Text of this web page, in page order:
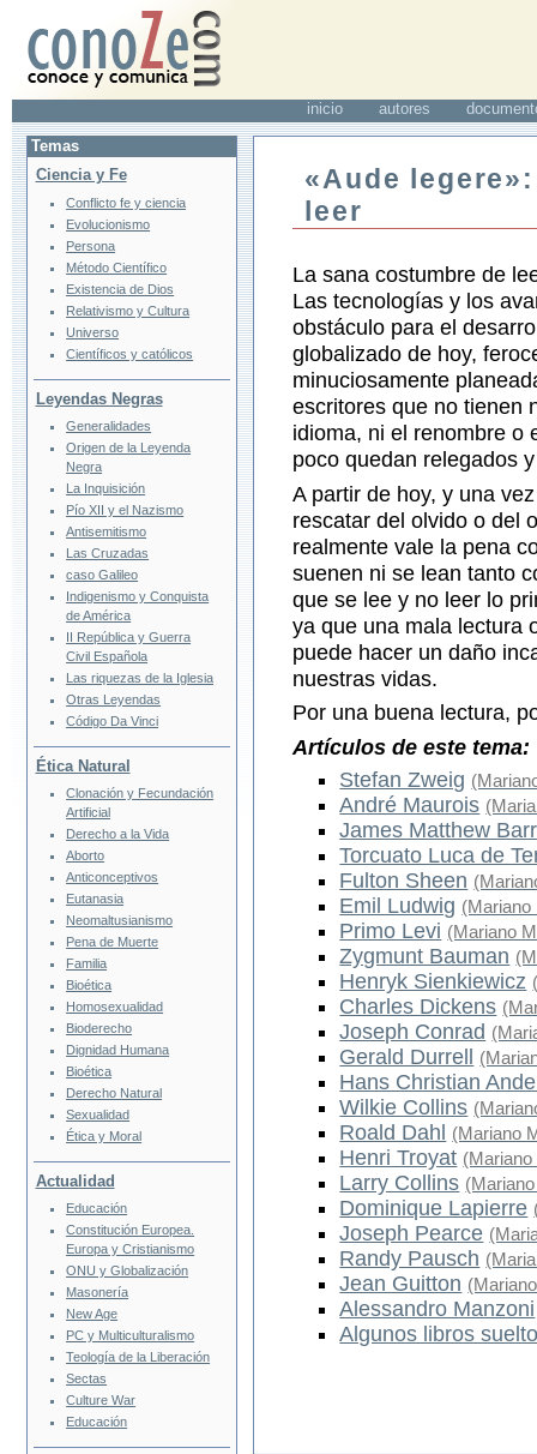
inicio autores
«Aude
leer
La sana costumbre de
Las tecnologías y los
obstáculo para el
globalizado de hoy,
minuciosamente
escritores que no tienen
idioma, ni el renombre o
poco quedan relegados
A partir de hoy, y una
rescatar del olvido o del
realmente vale la pena
suenen ni se lean tanto
que se lee y no leer lo
ya que una mala lectura
puede hacer un daño
nuestras vidas.
Por una buena lectura,
Artículos de este tema:
Stefan Zweig
André Maurois
James Matthew
Torcuato Luca de
Fulton Sheen
Emil Ludwig (Mariano
Primo Levi (Mariano
Zygmunt Bauman
Henryk Sienkiewicz
Charles Dickens
Joseph Conrad
Gerald Durrell
Hans Christian
Wilkie Collins
Roald Dahl (Mariano
Henri Troyat
Larry Collins
Dominique Lapierre
Joseph Pearce
Randy Pausch
Jean Guitton
Alessandro Manzoni
Algunos libros
Temas
Ciencia y Fe
Conflicto fe y ciencia
Evolucionismo
Persona
Método Científico
Existencia de Dios
Relativismo y Cultura
Universo
Científicos y católicos
Leyendas Negras
Generalidades
Origen de la Leyenda
Negra
La Inquisición
Pío XII y el Nazismo
Antisemitismo
Las Cruzadas
caso Galileo
Indigenismo y Conquista
de América
II República y Guerra
Civil Española
Las riquezas de la Iglesia
Otras Leyendas
Código Da Vinci
Ética Natural
Clonación y Fecundación
Artificial
Derecho a la Vida
Aborto
Anticonceptivos
Eutanasia
Neomaltusianismo
Pena de Muerte
Familia
Bioética
Homosexualidad
Bioderecho
Dignidad Humana
Bioética
Derecho Natural
Sexualidad
Ética y Moral
Actualidad
Educación
Constitución Europea.
Europa y Cristianismo
ONU y Globalización
Masonería
New Age
PC y Multiculturalismo
Teología de la Liberación
Sectas
Culture War
Educación